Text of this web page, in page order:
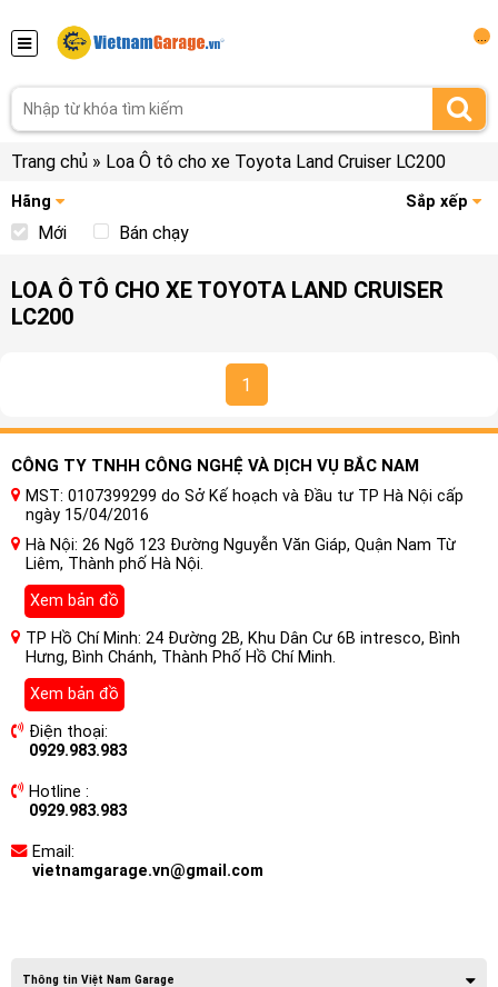
Trang chủ » Loa Ô tô cho xe Toyota Land Cruiser LC200
Hãng Sắp xếp
Mới Bán chạy
LOA Ô TÔ CHO XE TOYOTA LAND CRUISER
LC200
1
CÔNG TY TNHH CÔNG NGHỆ VÀ DỊCH VỤ BẮC NAM
MST: 0107399299 do Sở Kế hoạch và Đầu tư TP Hà Nội cấp
ngày 15/04/2016
Hà Nội: 26 Ngõ 123 Đường Nguyễn Văn Giáp, Quận Nam Từ
Liêm, Thành phố Hà Nội.
Xem bản đồ
TP Hồ Chí Minh: 24 Đường 2B, Khu Dân Cư 6B intresco, Bình
Hưng, Bình Chánh, Thành Phố Hồ Chí Minh.
Xem bản đồ
Điện thoại:
0929.983.983
Hotline :
0929.983.983
Email:
vietnamgarage.vn@gmail.com
Thông tin Việt Nam Garage